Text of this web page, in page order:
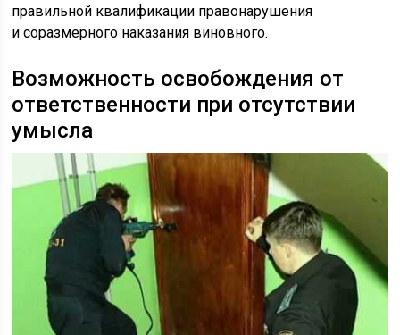
правильной квалификации правонарушения
и соразмерного наказания виновного.
Возможность освобождения от
ответственности при отсутствии
умысла